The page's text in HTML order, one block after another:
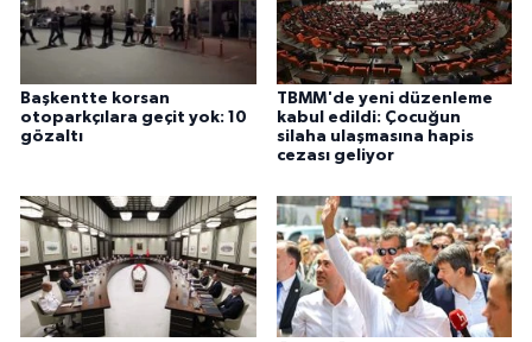
Başkentte korsan
otoparkçılara geçit yok: 10
gözaltı
TBMM'de yeni düzenleme
kabul edildi: Çocuğun
silaha ulaşmasına hapis
cezası geliyor